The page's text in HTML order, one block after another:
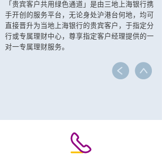
「贵宾客户共用绿色通道」是由三地上海银行携
手开创的服务平台，无论身处沪港台何地，均可
直接晋升为当地上海银行的贵宾客户，于指定分
行或专属理财中心，尊享指定客户经理提供的一
对一专属理财服务。